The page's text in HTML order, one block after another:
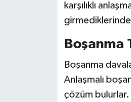
karşılıklı
Boşanma
Boşanma
Anlaşmalı
çözüm